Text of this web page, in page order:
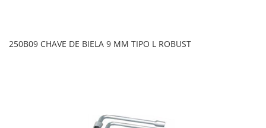
250B09 CHAVE DE BIELA 9 MM TIPO L ROBUST